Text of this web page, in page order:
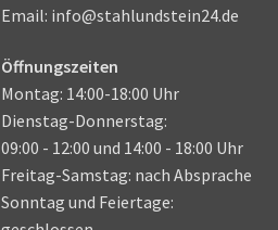
Email: info@stahlundstein24.de
Öffnungszeiten
Montag: 14:00-18:00 Uhr
Dienstag-Donnerstag:
09:00 - 12:00 und 14:00 - 18:00 Uhr
Freitag-Samstag: nach Absprache
Sonntag und Feiertage: